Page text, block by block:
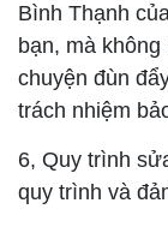
Bình Thạnh
bạn, mà
chuyện đùn
trách nhiệm
6, Quy trình
quy trình và